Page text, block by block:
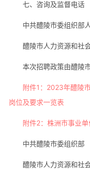
七、咨询及监督电话
中共醴陵市委组织部
醴陵市人力资源和社
本次招聘政策由醴陵
附件1：2023年醴陵
岗位及要求一览表
附件2：株洲市事业
中共醴陵市委组织部
醴陵市人力资源和社